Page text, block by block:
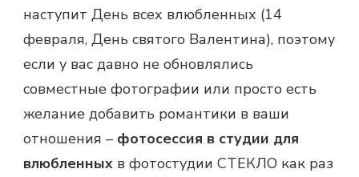
наступит День всех влюбленных (14
февраля, День святого Валентина), поэтому
если у вас давно не обновлялись
совместные фотографии или просто есть
желание добавить романтики в ваши
отношения – фотосессия в студии для
влюбленных в фотостудии СТЕКЛО как раз